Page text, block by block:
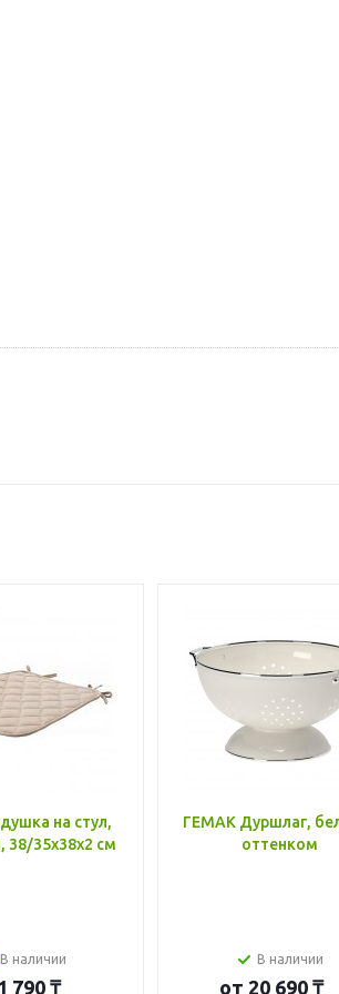
на стул,
38/35x38x2 см
В наличии
1 790 ₸
ГЕМАК Дуршлаг,
оттенком
В наличии
от 20 690 ₸